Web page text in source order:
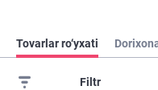
Tovarlar ro‘yxati
Filtr